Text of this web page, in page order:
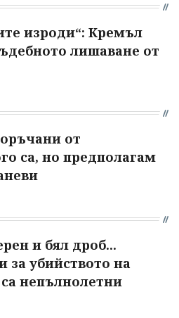
изроди“: Кремъл
лишаване от
от
са, но предполагам
и бял дроб...
за убийството на
непълнолетни